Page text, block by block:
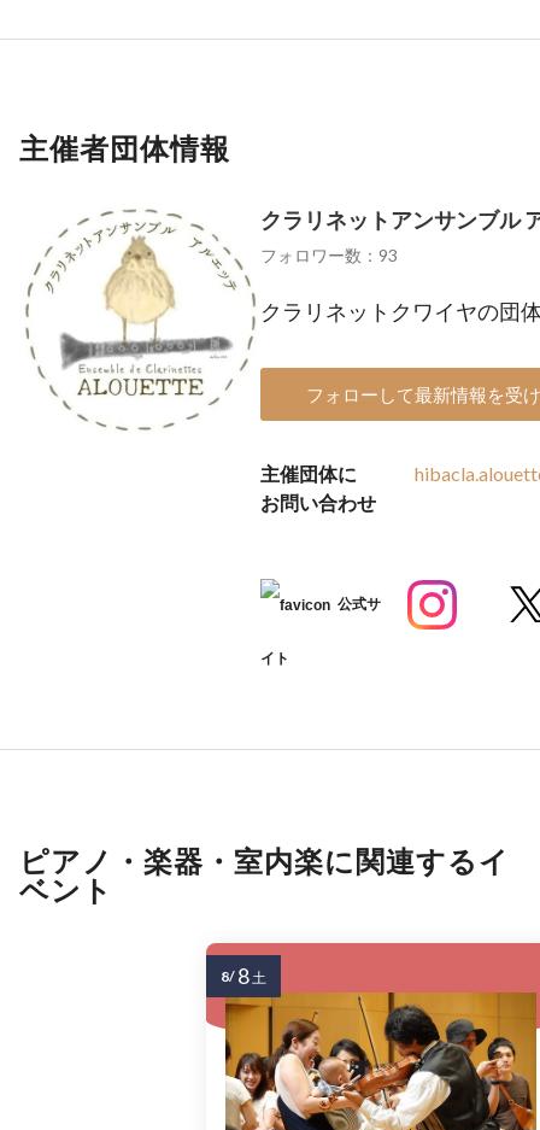
主催者団体情報
クラリネットアンサンブル
フォロワー数：93
クラリネットクワイヤの団
フォローして最新情報を受
主催団体に
お問い合わせ
公式サ
イト
ピアノ・楽器・室内楽に関連するイ
ベント
8/ 8土